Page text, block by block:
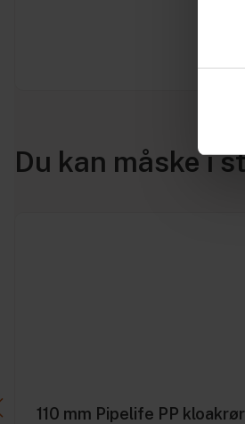
Du kan måske i
110 mm Pipelife PP